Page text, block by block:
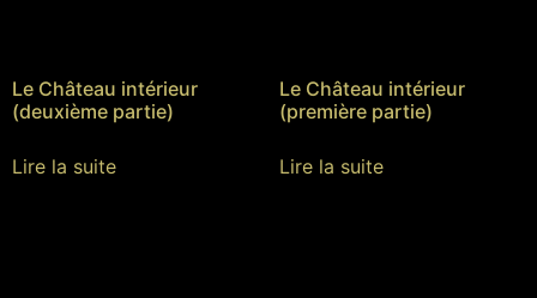
Le Château intérieur
(deuxième partie)
Lire la suite
Le Château intérieur
(première partie)
Lire la suite